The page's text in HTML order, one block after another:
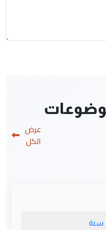
عرض
الكل
سنة